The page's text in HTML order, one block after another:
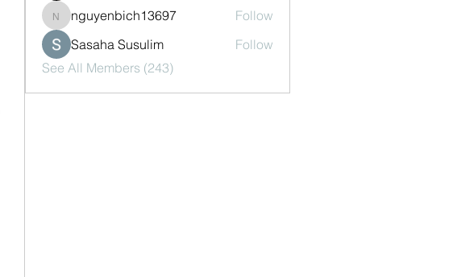
nguyenbich13697
nguyenbich13697
Follow
Sasaha Susulim
Follow
See All Members (243)